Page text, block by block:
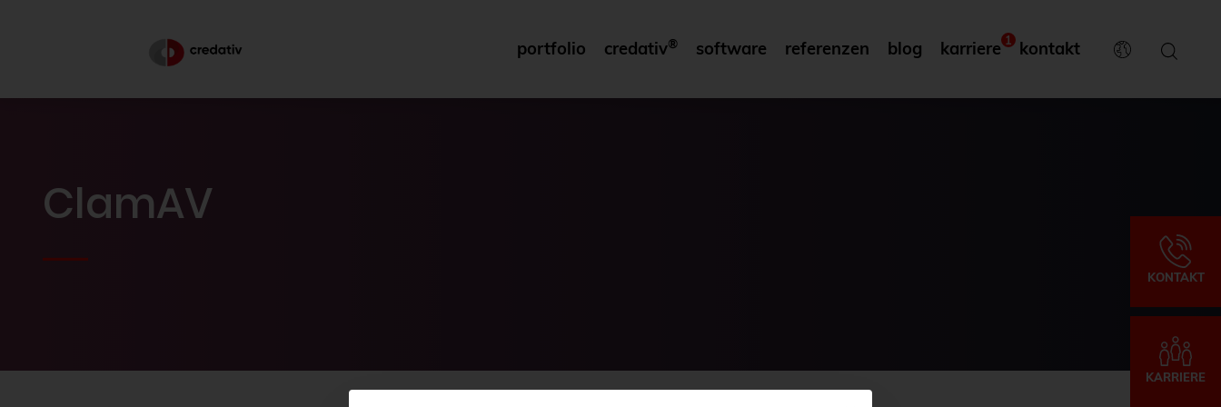
portfolio credativ® software referenzen blog karriere 1 kontakt
ClamAV
KONTAKT
KARRIERE